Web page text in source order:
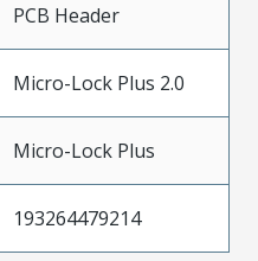
PCB Header
Micro-Lock Plus 2.0
Micro-Lock Plus
193264479214